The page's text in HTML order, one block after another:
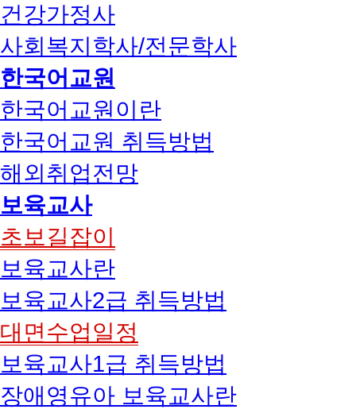
건강가정사
사회복지학사/전문학사
한국어교원
한국어교원이란
한국어교원 취득방법
해외취업전망
보육교사
초보길잡이
보육교사란
보육교사2급 취득방법
대면수업일정
보육교사1급 취득방법
장애영유아 보육교사란